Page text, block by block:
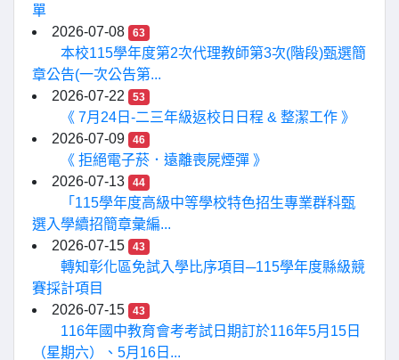
單
2026-07-08
63
本校115學年度第2次代理教師第3次(階段)甄選簡
章公告(一次公告第...
2026-07-22
53
《 7月24日-二三年級返校日日程 & 整潔工作 》
2026-07-09
46
《 拒絕電子菸．遠離喪屍煙彈 》
2026-07-13
44
「115學年度高級中等學校特色招生專業群科甄
選入學續招簡章彙編...
2026-07-15
43
轉知彰化區免試入學比序項目─115學年度縣級競
賽採計項目
2026-07-15
43
116年國中教育會考考試日期訂於116年5月15日
（星期六）、5月16日...